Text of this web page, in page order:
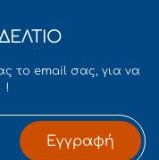
το email σας, για να
!
Εγγραφή